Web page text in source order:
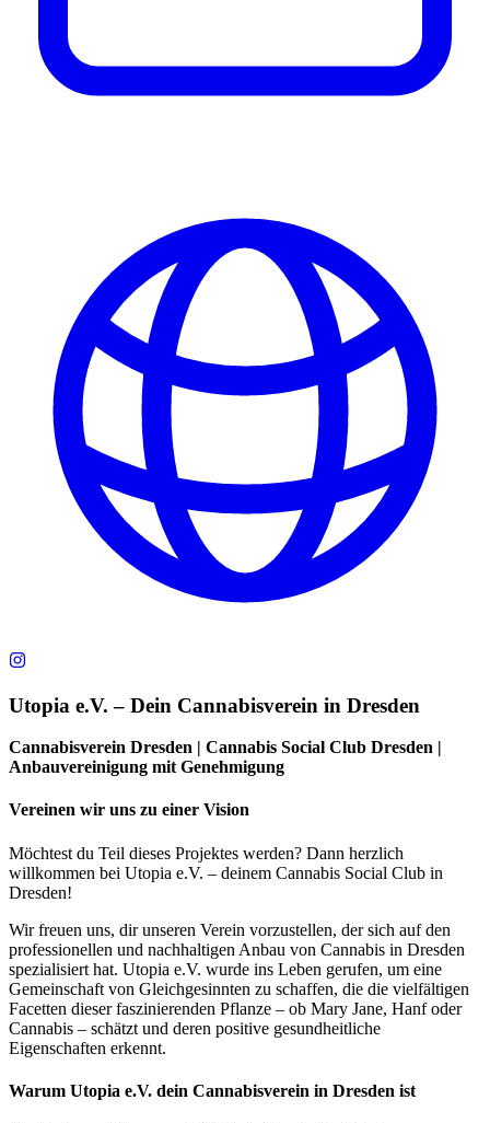
Utopia e.V. – Dein Cannabisverein in Dresden
Cannabisverein Dresden | Cannabis Social Club Dresden |
Anbauvereinigung mit Genehmigung
Vereinen wir uns zu einer Vision
Möchtest du Teil dieses Projektes werden? Dann herzlich
willkommen bei Utopia e.V. – deinem Cannabis Social Club in
Dresden!
Wir freuen uns, dir unseren Verein vorzustellen, der sich auf den
professionellen und nachhaltigen Anbau von Cannabis in Dresden
spezialisiert hat. Utopia e.V. wurde ins Leben gerufen, um eine
Gemeinschaft von Gleichgesinnten zu schaffen, die die vielfältigen
Facetten dieser faszinierenden Pflanze – ob Mary Jane, Hanf oder
Cannabis – schätzt und deren positive gesundheitliche
Eigenschaften erkennt.
Warum Utopia e.V. dein Cannabisverein in Dresden ist